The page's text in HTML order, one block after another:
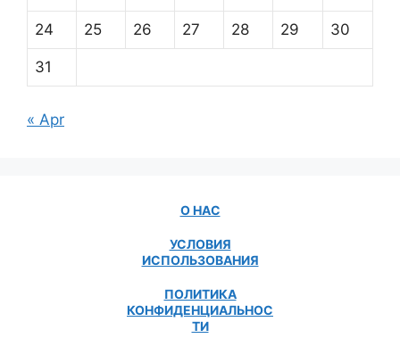
24 25 26 27 28 29 30
31
« Apr
О НАС
УСЛОВИЯ
ИСПОЛЬЗОВАНИЯ
ПОЛИТИКА
КОНФИДЕНЦИАЛЬНОС
ТИ